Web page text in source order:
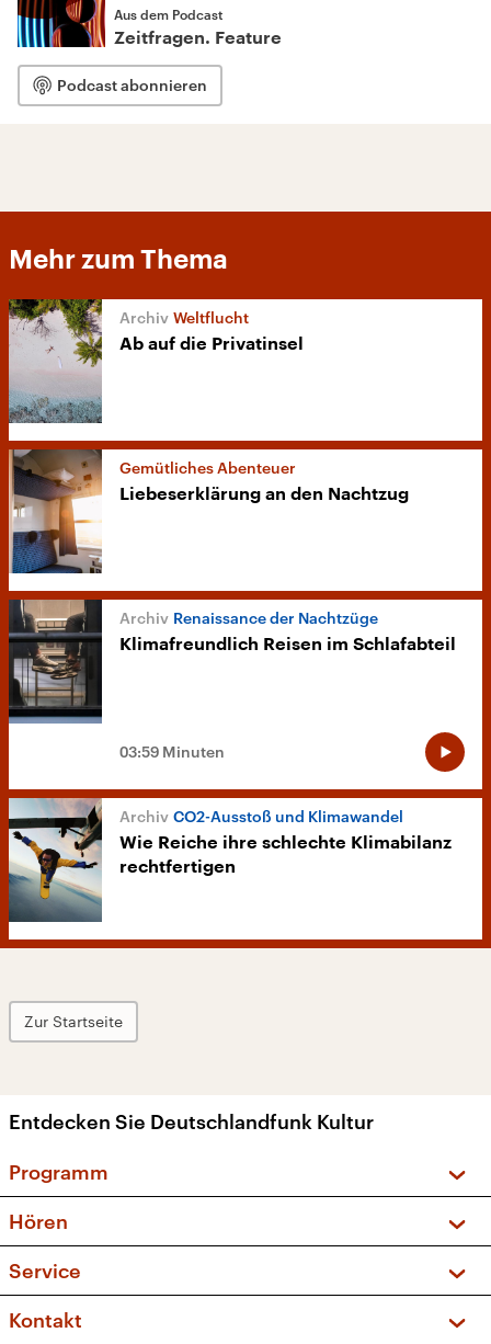
Aus dem Podcast
Zeitfragen. Feature
Podcast abonnieren
Mehr zum Thema
Weltflucht
Ab auf die Privatinsel
Gemütliches Abenteuer
Liebeserklärung an den Nachtzug
Renaissance der Nachtzüge
Klimafreundlich Reisen im Schlafabteil
03:59 Minuten
CO2-Ausstoß und Klimawandel
Wie Reiche ihre schlechte Klimabilanz
rechtfertigen
Zur Startseite
Entdecken Sie Deutschlandfunk Kultur
Programm
Sendungen und Podcasts
Musikliste
Kakadu – Das Kinderprogramm
Hören
Frequenzen (UKW + DAB+)
Service
FAQ
Kontakt